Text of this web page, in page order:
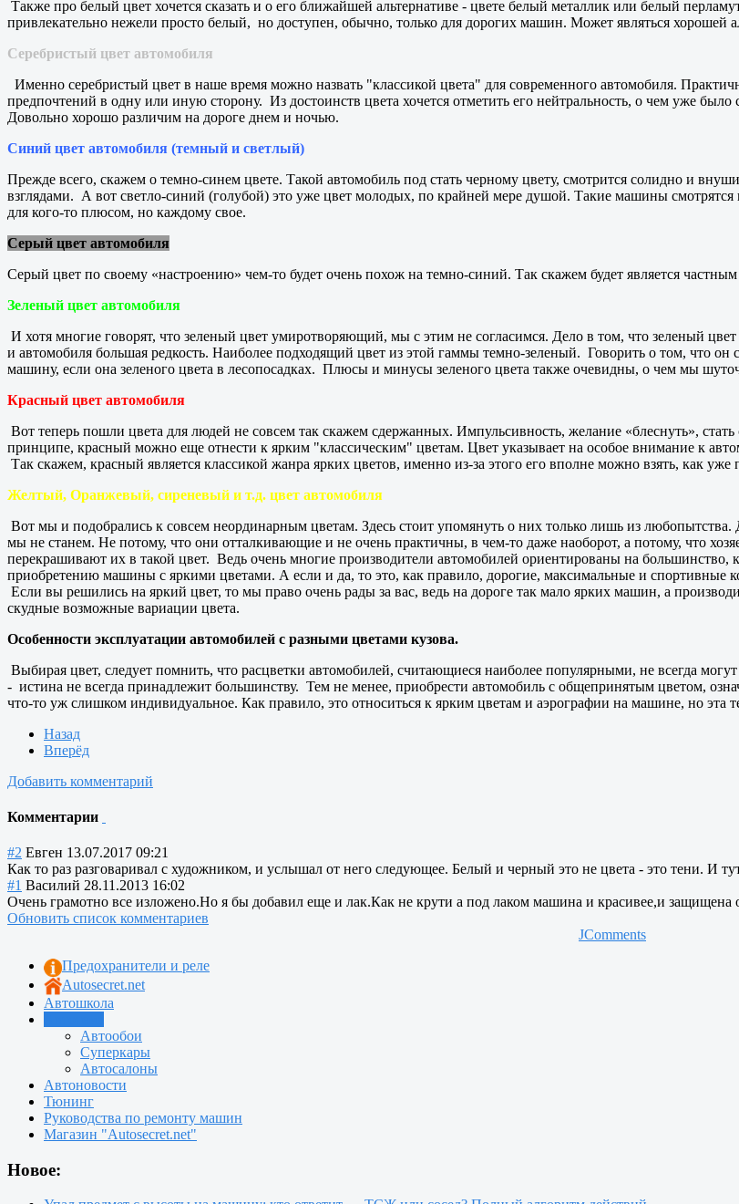
Также про белый цвет хочется сказать и о его ближайшей альтернативе - цвете белый металлик или белый
привлекательно нежели просто белый, но доступен, обычно, только для дорогих машин. Может являться хорошей
Серебристый цвет автомобиля
Именно серебристый цвет в наше время можно назвать "классикой цвета" для современного автомобиля.
предпочтений в одну или иную сторону. Из достоинств цвета хочется отметить его нейтральность, о чем уже
Довольно хорошо различим на дороге днем и ночью.
Синий цвет автомобиля (темный и светлый)
Прежде всего, скажем о темно-синем цвете. Такой автомобиль под стать черному цвету, смотрится солидно и
взглядами. А вот светло-синий (голубой) это уже цвет молодых, по крайней мере душой. Такие машины
для кого-то плюсом, но каждому свое.
Серый цвет автомобиля
Серый цвет по своему «настроению» чем-то будет очень похож на темно-синий. Так скажем будет является
Зеленый цвет автомобиля
И хотя многие говорят, что зеленый цвет умиротворяющий, мы с этим не согласимся. Дело в том, что зеленый
и автомобиля большая редкость. Наиболее подходящий цвет из этой гаммы темно-зеленый. Говорить о том, что
машину, если она зеленого цвета в лесопосадках. Плюсы и минусы зеленого цвета также очевидны, о чем мы
Красный цвет автомобиля
Вот теперь пошли цвета для людей не совсем так скажем сдержанных. Импульсивность, желание «блеснуть»,
принципе, красный можно еще отнести к ярким "классическим" цветам. Цвет указывает на особое внимание к
Так скажем, красный является классикой жанра ярких цветов, именно из-за этого его вполне можно взять, как
Желтый, Оранжевый, сиреневый и т.д. цвет автомобиля
Вот мы и подобрались к совсем неординарным цветам. Здесь стоит упомянуть о них только лишь из
мы не станем. Не потому, что они отталкивающие и не очень практичны, в чем-то даже наоборот, а потому, что
перекрашивают их в такой цвет. Ведь очень многие производители автомобилей ориентированы на большинство,
приобретению машины с яркими цветами. А если и да, то это, как правило, дорогие, максимальные и спортивные
Если вы решились на яркий цвет, то мы право очень рады за вас, ведь на дороге так мало ярких машин, а
скудные возможные вариации цвета.
Особенности эксплуатации автомобилей с разными цветами кузова.
Выбирая цвет, следует помнить, что расцветки автомобилей, считающиеся наиболее популярными, не всегда
- истина не всегда принадлежит большинству. Тем не менее, приобрести автомобиль с общепринятым цветом,
что-то уж слишком индивидуальное. Как правило, это относиться к ярким цветам и аэрографии на машине, но эта
Назад
Вперёд
Добавить комментарий
Комментарии
#2 Евген 13.07.2017 09:21
Как то раз разговаривал с художником, и услышал от него следующее. Белый и черный это не цвета - это тени. И
#1 Василий 28.11.2013 16:02
Очень грамотно все изложено.Но я бы добавил еще и лак.Как не крути а под лаком машина и красивее,и защищена
Обновить список комментариев
JComments
Предохранители и реле
Autosecret.net
Автошкола
Автообои
Суперкары
Автосалоны
Автоновости
Тюнинг
Руководства по ремонту машин
Магазин "Autosecret.net"
Новое: